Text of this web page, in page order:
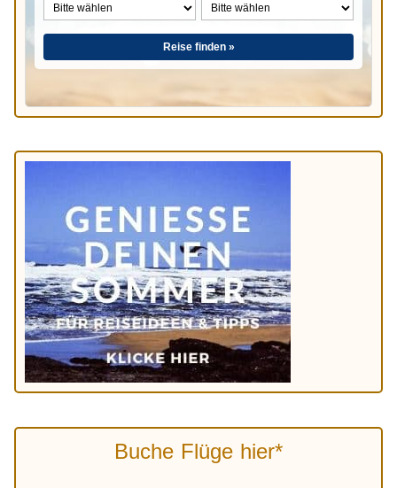
Reise finden »
Buche Flüge hier*